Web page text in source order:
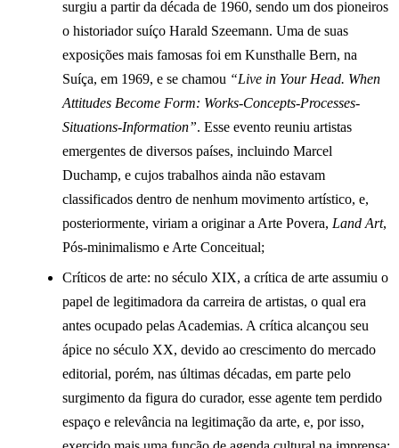
surgiu a partir da década de 1960, sendo um dos pioneiros
o historiador suíço Harald Szeemann. Uma de suas
exposições mais famosas foi em Kunsthalle Bern, na
Suíça, em 1969, e se chamou “Live in Your Head. When
Attitudes Become Form: Works-Concepts-Processes-
Situations-Information”. Esse evento reuniu artistas
emergentes de diversos países, incluindo Marcel
Duchamp, e cujos trabalhos ainda não estavam
classificados dentro de nenhum movimento artístico, e,
posteriormente, viriam a originar a Arte Povera, Land Art,
Pós-minimalismo e Arte Conceitual;
Críticos de arte: no século XIX, a crítica de arte assumiu o
papel de legitimadora da carreira de artistas, o qual era
antes ocupado pelas Academias. A crítica alcançou seu
ápice no século XX, devido ao crescimento do mercado
editorial, porém, nas últimas décadas, em parte pelo
surgimento da figura do curador, esse agente tem perdido
espaço e relevância na legitimação da arte, e, por isso,